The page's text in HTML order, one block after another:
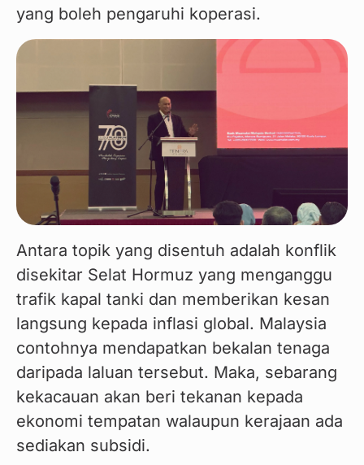
yang boleh pengaruhi koperasi.
Antara topik yang disentuh adalah konflik
disekitar Selat Hormuz yang menganggu
trafik kapal tanki dan memberikan kesan
langsung kepada inflasi global. Malaysia
contohnya mendapatkan bekalan tenaga
daripada laluan tersebut. Maka, sebarang
kekacauan akan beri tekanan kepada
ekonomi tempatan walaupun kerajaan ada
sediakan subsidi.